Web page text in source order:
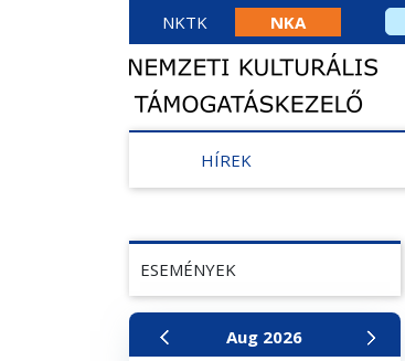
NKTK NKA
HÍREK
ESEMÉNYEK
Aug 2026